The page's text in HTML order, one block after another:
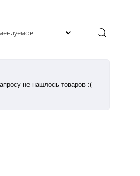
не нашлось товаров :(